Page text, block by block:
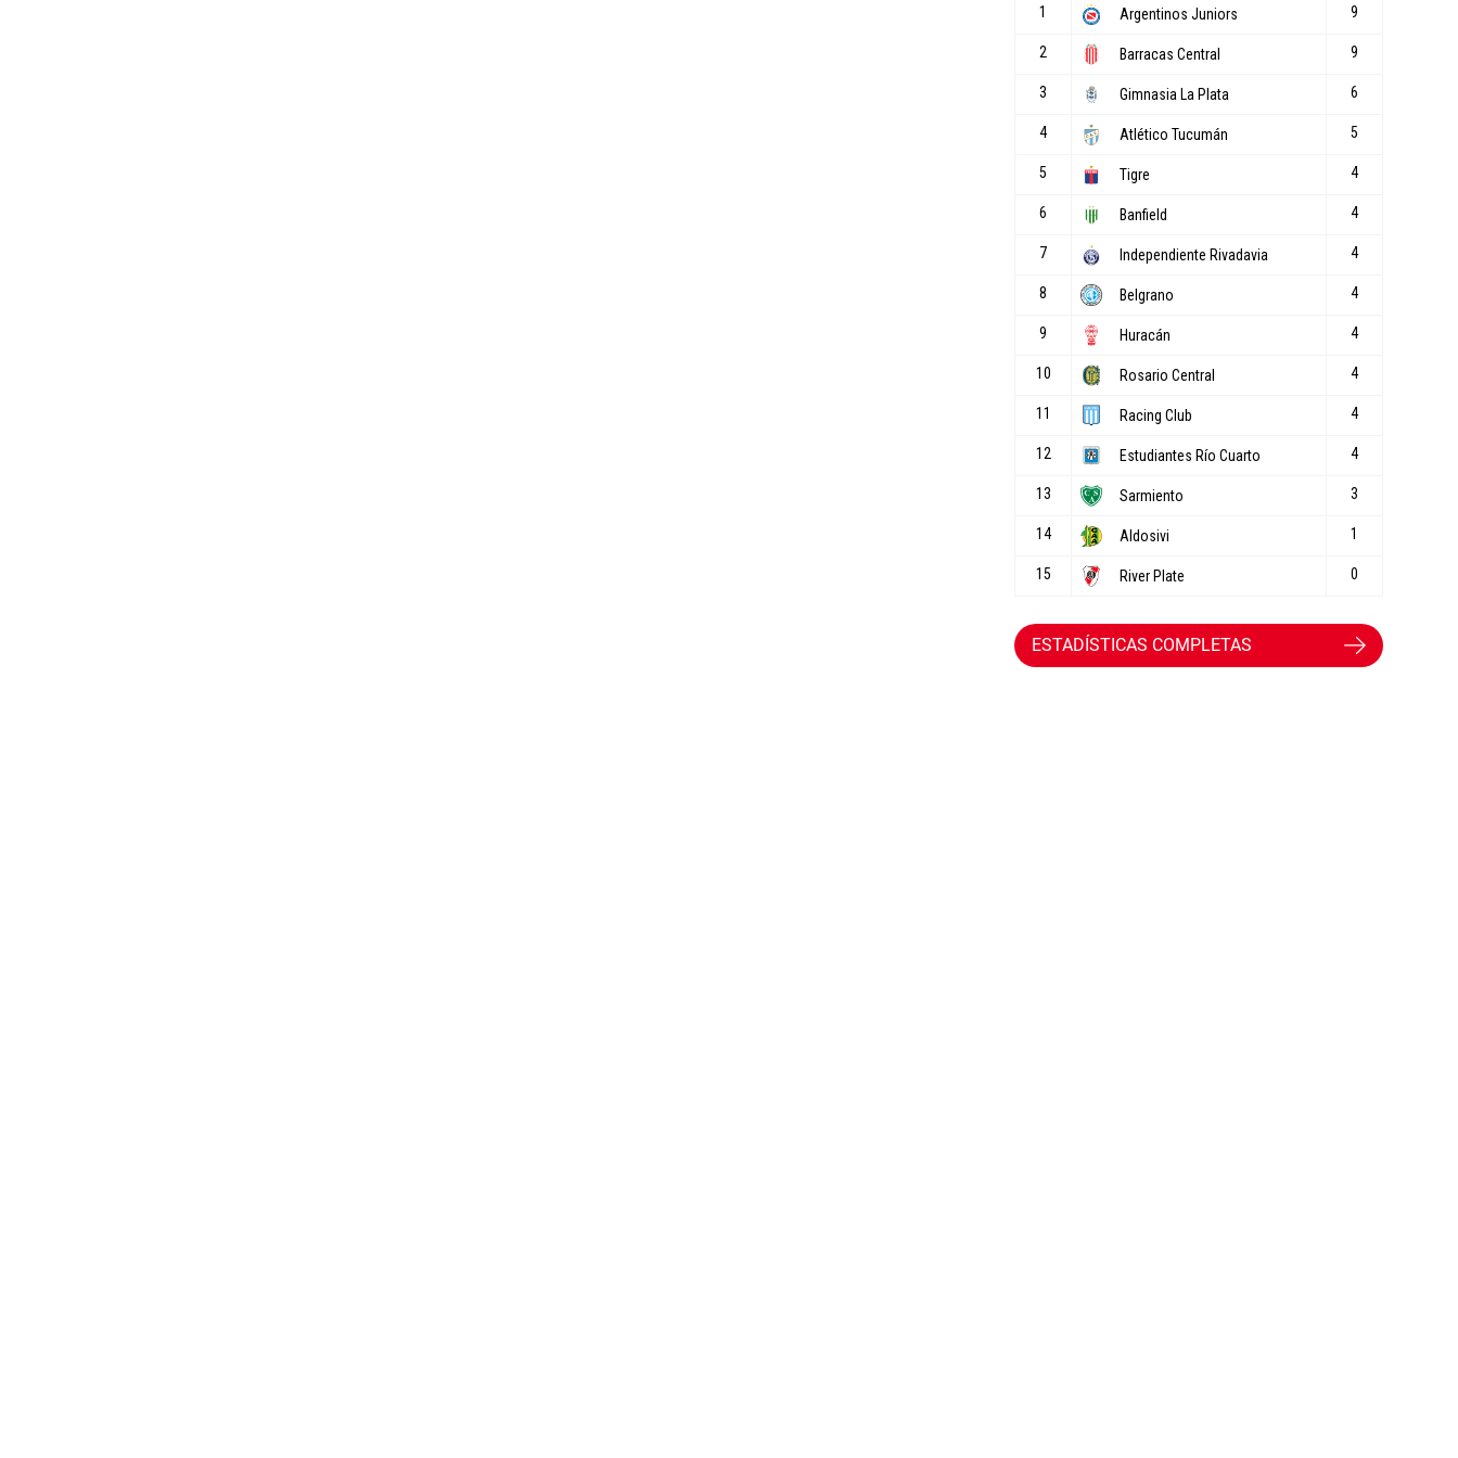
ESTADÍSTICAS COMPLETAS